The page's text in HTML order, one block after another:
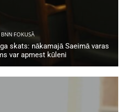
BNN FOKUSĀ
skats: nākamajā Saeimā varas
var apmest kūleni